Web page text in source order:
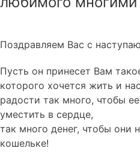
Поздравляем Вас с
Пусть он принесет Вам
которого хочется жить и
радости так много, чтобы
уместить в сердце,
так много денег, чтобы
кошельке!